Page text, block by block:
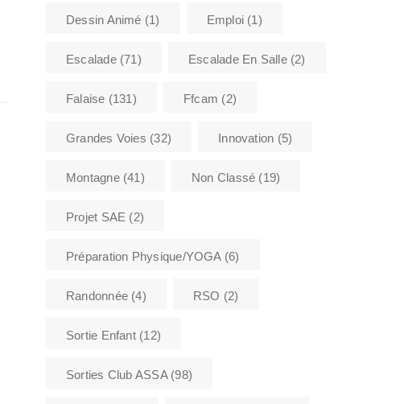
Dessin Animé (1) Emploi(1)
Escalade(71) Escalade En Salle(2)
Falaise (131) Ffcam (2)
Grandes Voies (32) Innovation (5)
Montagne(41) Non Classé (19)
Projet SAE (2)
Préparation Physique/YOGA(6)
Randonnée (4) RSO (2)
Sortie Enfant(12)
Sorties Club ASSA(98)